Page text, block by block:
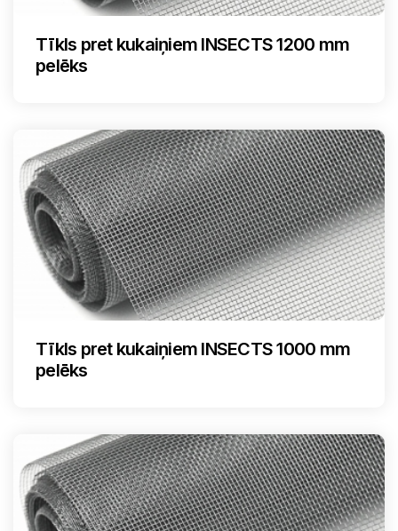
Tīkls pret kukaiņiem INSECTS 1200 mm
pelēks
Tīkls pret kukaiņiem INSECTS 1000 mm
pelēks